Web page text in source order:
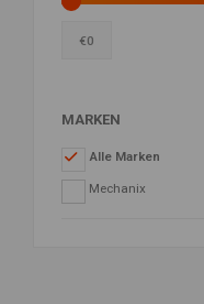
€0
MARKEN
Alle Marken
Mechanix